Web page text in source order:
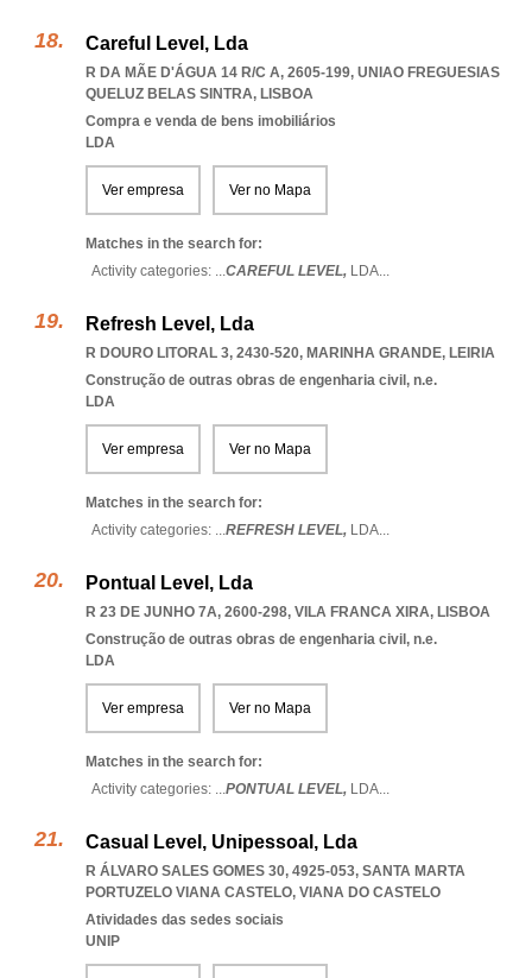
Careful Level, Lda
R DA MÃE D'ÁGUA 14 R/C A, 2605-199, UNIAO FREGUESIAS
QUELUZ BELAS SINTRA, LISBOA
Compra e venda de bens imobiliários
LDA
Ver empresa Ver no Mapa
Matches in the search for:
Activity categories: ...CAREFUL LEVEL, LDA...
Refresh Level, Lda
R DOURO LITORAL 3, 2430-520, MARINHA GRANDE, LEIRIA
Construção de outras obras de engenharia civil, n.e.
LDA
Ver empresa Ver no Mapa
Matches in the search for:
Activity categories: ...REFRESH LEVEL, LDA...
Pontual Level, Lda
R 23 DE JUNHO 7A, 2600-298, VILA FRANCA XIRA, LISBOA
Construção de outras obras de engenharia civil, n.e.
LDA
Ver empresa Ver no Mapa
Matches in the search for:
Activity categories: ...PONTUAL LEVEL, LDA...
Casual Level, Unipessoal, Lda
R ÁLVARO SALES GOMES 30, 4925-053, SANTA MARTA
PORTUZELO VIANA CASTELO, VIANA DO CASTELO
Atividades das sedes sociais
UNIP